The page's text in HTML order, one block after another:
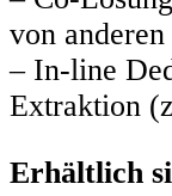
von
– In-line
Extraktion
Erhältlich